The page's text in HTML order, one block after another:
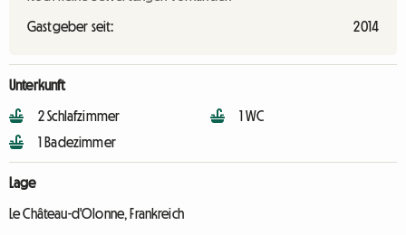
Gastgeber seit: 2014
Unterkunft
2 Schlafzimmer
1 Badezimmer
1 WC
Lage
Le Château-d'Olonne, Frankreich